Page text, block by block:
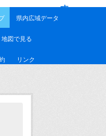
す
県内広域データ
地図で見る
リンク